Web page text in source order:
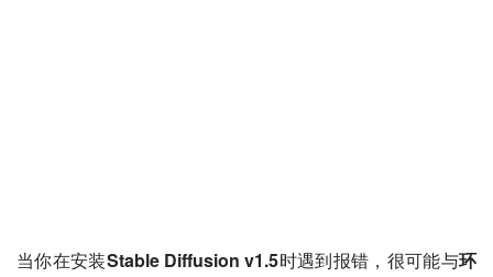
当你在安装Stable Diffusion v1.5时遇到报错，很可能与环